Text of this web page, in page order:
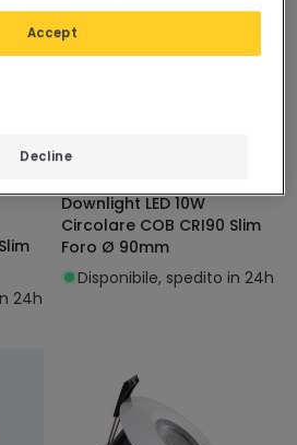
24h
ADVANCED
Downlight LED 10W
Circolare COB CRI90 Slim
Foro Ø 90mm
Disponibile, spedito in 24h
Decline
Accept